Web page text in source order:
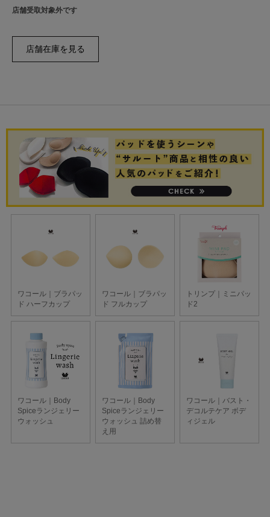
店舗受取対象外です